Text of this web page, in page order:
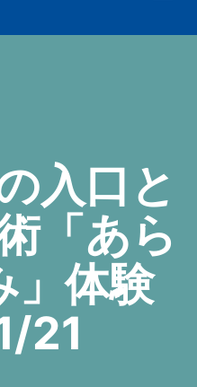
入口と
「あら
」体験
21